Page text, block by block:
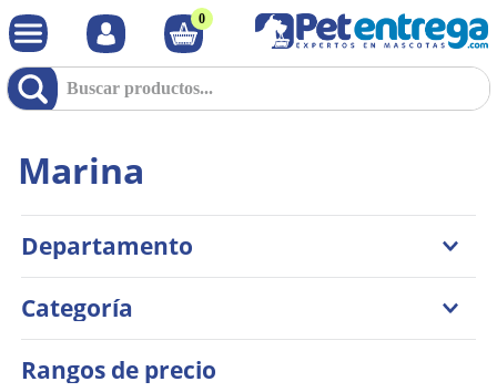
0
Buscar productos...
Departamento
Peces
Categoría
Rangos de precio
Marina